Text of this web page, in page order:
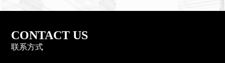
CONTACT US
联系方式